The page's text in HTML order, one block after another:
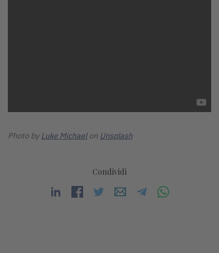
Photo by Luke Michaelon Unsplash
Condividi